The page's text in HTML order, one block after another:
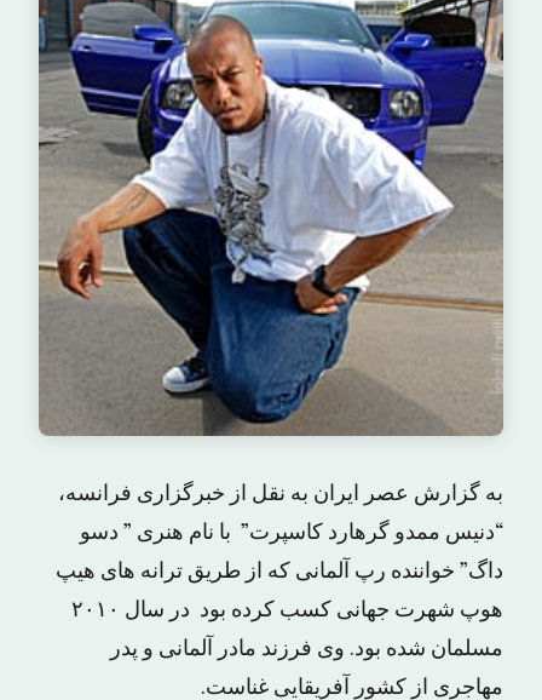
به گزارش عصر ایران به نقل از خبرگزاری فرانسه،
“دنیس ممدو گرهارد کاسپرت” با نام هنری ” دسو
داگ” خواننده رپ آلمانی که از طریق ترانه های هیپ
هوپ شهرت جهانی کسب کرده بود در سال ۲۰۱۰
مسلمان شده بود. وی فرزند مادر آلمانی و پدر
مهاجری از کشور آفریقایی غناست.